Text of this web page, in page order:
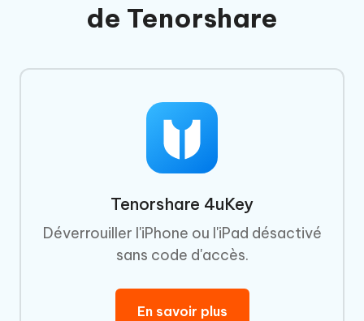
de Tenorshare
Tenorshare 4uKey
Déverrouiller l'iPhone ou l'iPad désactivé
sans code d'accès.
En savoir plus